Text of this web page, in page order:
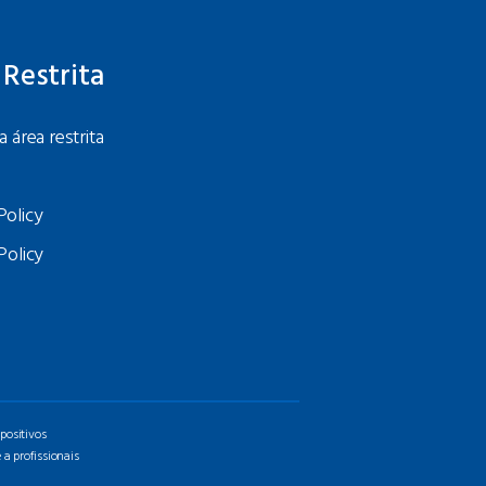
área restrita
profissionais